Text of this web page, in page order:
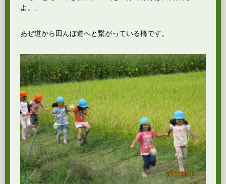
よ。」
あぜ道から田んぼ道へと繋がっている橋です。